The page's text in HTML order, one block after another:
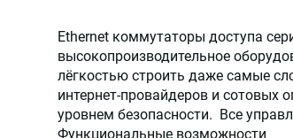
Ethernet коммутаторы доступа
высокопроизводительное
лёгкостью строить даже самые
интернет-провайдеров и сотовых
уровнем безопасности. Все
Функциональные возможности